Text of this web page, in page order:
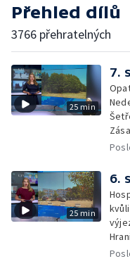
Přehled dílů
3766 přehratelných
25 min
7.
v
25 min
6.